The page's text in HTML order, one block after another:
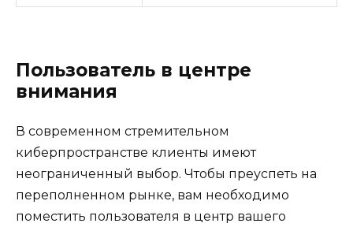
Пользователь в центре
внимания
В современном стремительном
киберпространстве клиенты имеют
неограниченный выбор. Чтобы преуспеть на
переполненном рынке, вам необходимо
поместить пользователя в центр вашего